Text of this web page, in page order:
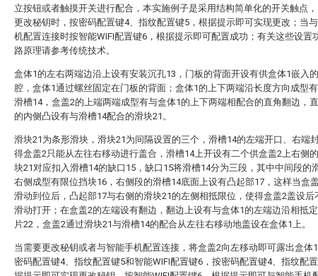
立按钮或者触摸开关进行配合，本实施例子是采用结构简单化的开关触点
更改秘钥时，按密码配置键4、指纹配置键5，根据提示即可实现更改；当
机配置连接时按智能WIFI配置键6，根据提示即可配置成功；有关这些设置
路原理请参考传统技术。
盒体1的左右两端边沿上设有安装沉孔13，门板的背面开设有供盒体1嵌入
腔，盒体1通过螺丝固定在门板的背面；盒体1的上下两端沿长度方向成型
滑槽14，盒盖2的上端两端成型有与盒体1的上下两端相配合的直角翻边，
的内侧凸设有与滑槽14配合的滑块21。
滑块21为条形滑块，滑块21为间隔设置的三个，滑槽14的左端开口、右端
得盒盖2只能从左往右移动进行盖合，滑槽14上开设有二个供盒盖2上右侧
块21对应扣入滑槽14的缺口15，缺口15将滑槽14分为三段，其中中间段的
右侧成型有限位挡块16，右侧段的滑槽14底面上设有凸起部17，这样当盒
滑动到位后，凸起部17与右侧的滑块21的左侧相抵限位，使得盒盖2盖设后
滑动打开；在盒盖2的左端设有翻边，翻边上设有与盒体1的左端边沿相抵
片22，盒盖2通过滑块21与滑槽14的配合从左往右移动地盖设在盒体1上。
当需要更改秘钥或者与智能手机配置连接，将盒盖2向左移动即可露出盒体
密码配置键4、指纹配置键5和智能WIFI配置键6，按密码配置键4、指纹配